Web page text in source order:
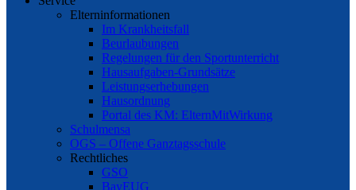
Elterninformationen
Im Krankheitsfall
Beurlaubungen
Regelungen für den Sportunterricht
Hausaufgaben-Grundsätze
Leistungserhebungen
Hausordnung
Portal des KM: ElternMitWirkung
Schulmensa
OGS – Offene Ganztagsschule
Rechtliches
GSO
BayEUG